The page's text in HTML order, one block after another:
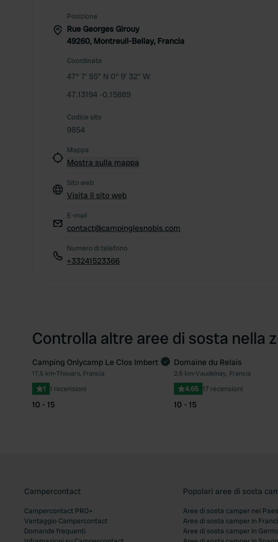
Posizione
Rue Georges Girouy
49260, Montreuil-Bellay, Francia
Coordinate
47° 7' 55" N 0° 9' 32" W
47.13194 -0.15889
Codice sito
9854
Mappa
Mostra sulla mappa
Sito web
Visita il sito web
E-mail
contact@campinglesnobis.com
Numero di telefono
+33241523366
Controlla altre aree di sosta nella
Preferito
Camping Onlycamp Le Clos Imbert
17,5 km•Thouars, Francia
1 1 recensioni
10 - 15
Domaine du Relais
2,6 km•Vaudelnay, Francia
4.65 17 recensioni
10 - 15
Campercontact
Campercontact PRO+
Vantaggio Campercontact
Domande frequenti
Popolari aree di sosta
Aree di sosta camper nei
Aree di sosta camper in
Aree di sosta camper in